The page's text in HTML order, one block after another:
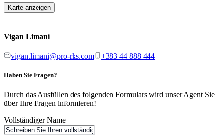
Karte anzeigen
Vigan Limani
vigan.limani@pro-rks.com +383 44 888 444
Haben Sie Fragen?
Durch das Ausfüllen des folgenden Formulars wird unser Agent Sie
über Ihre Fragen informieren!
Vollständiger Name